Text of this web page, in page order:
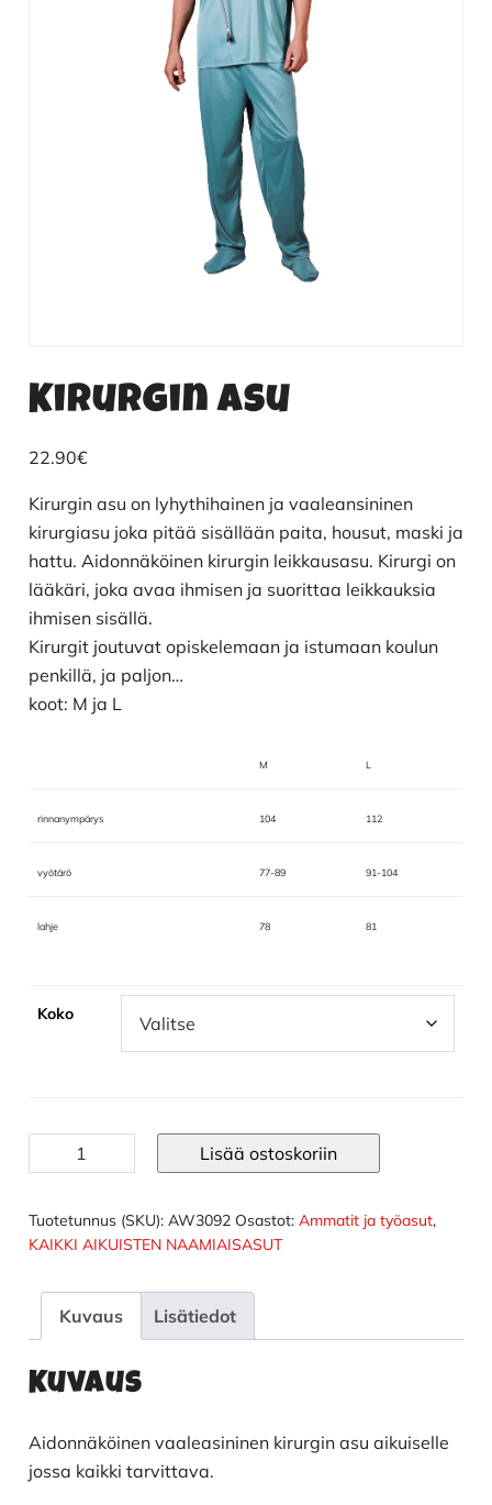
Kirurgin asu
22.90€
Kirurgin asu on lyhythihainen ja vaaleansininen
kirurgiasu joka pitää sisällään paita, housut, maski ja
hattu. Aidonnäköinen kirurgin leikkausasu. Kirurgi on
lääkäri, joka avaa ihmisen ja suorittaa leikkauksia
ihmisen sisällä.
Kirurgit joutuvat opiskelemaan ja istumaan koulun
penkillä, ja paljon…
koot: M ja L
M L
rinnanympärys 104 112
vyötärö 77-89 91-104
lahje 78 81
Koko
Kirurgin
asu
Lisää ostoskoriin
Tuotetunnus (SKU): AW3092 Osastot: Ammatit ja työasut,
KAIKKI AIKUISTEN NAAMIAISASUT
Kuvaus Lisätiedot
Kuvaus
Aidonnäköinen vaaleasininen kirurgin asu aikuiselle
jossa kaikki tarvittava.